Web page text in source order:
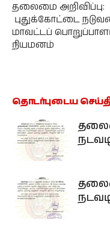
தலைமை அறிவிப்பு:
புதுக்கோட்டை
மாவட்டப்
நியமனம்
தொடர்புடைய